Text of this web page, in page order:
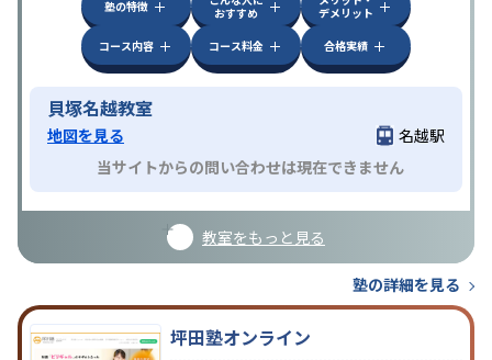
塾の特徴
おすすめ
デメリット
コース内容
コース料金 合格実績
貝塚名越教室
地図を見る
名越駅
当サイトからの問い合わせは現在できません
教室をもっと見る
塾の詳細を見る
坪田塾オンライン